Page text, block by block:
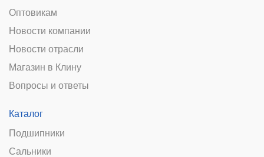
Оптовикам
Новости компании
Новости отрасли
Магазин в Клину
Вопросы и ответы
Каталог
Подшипники
Сальники